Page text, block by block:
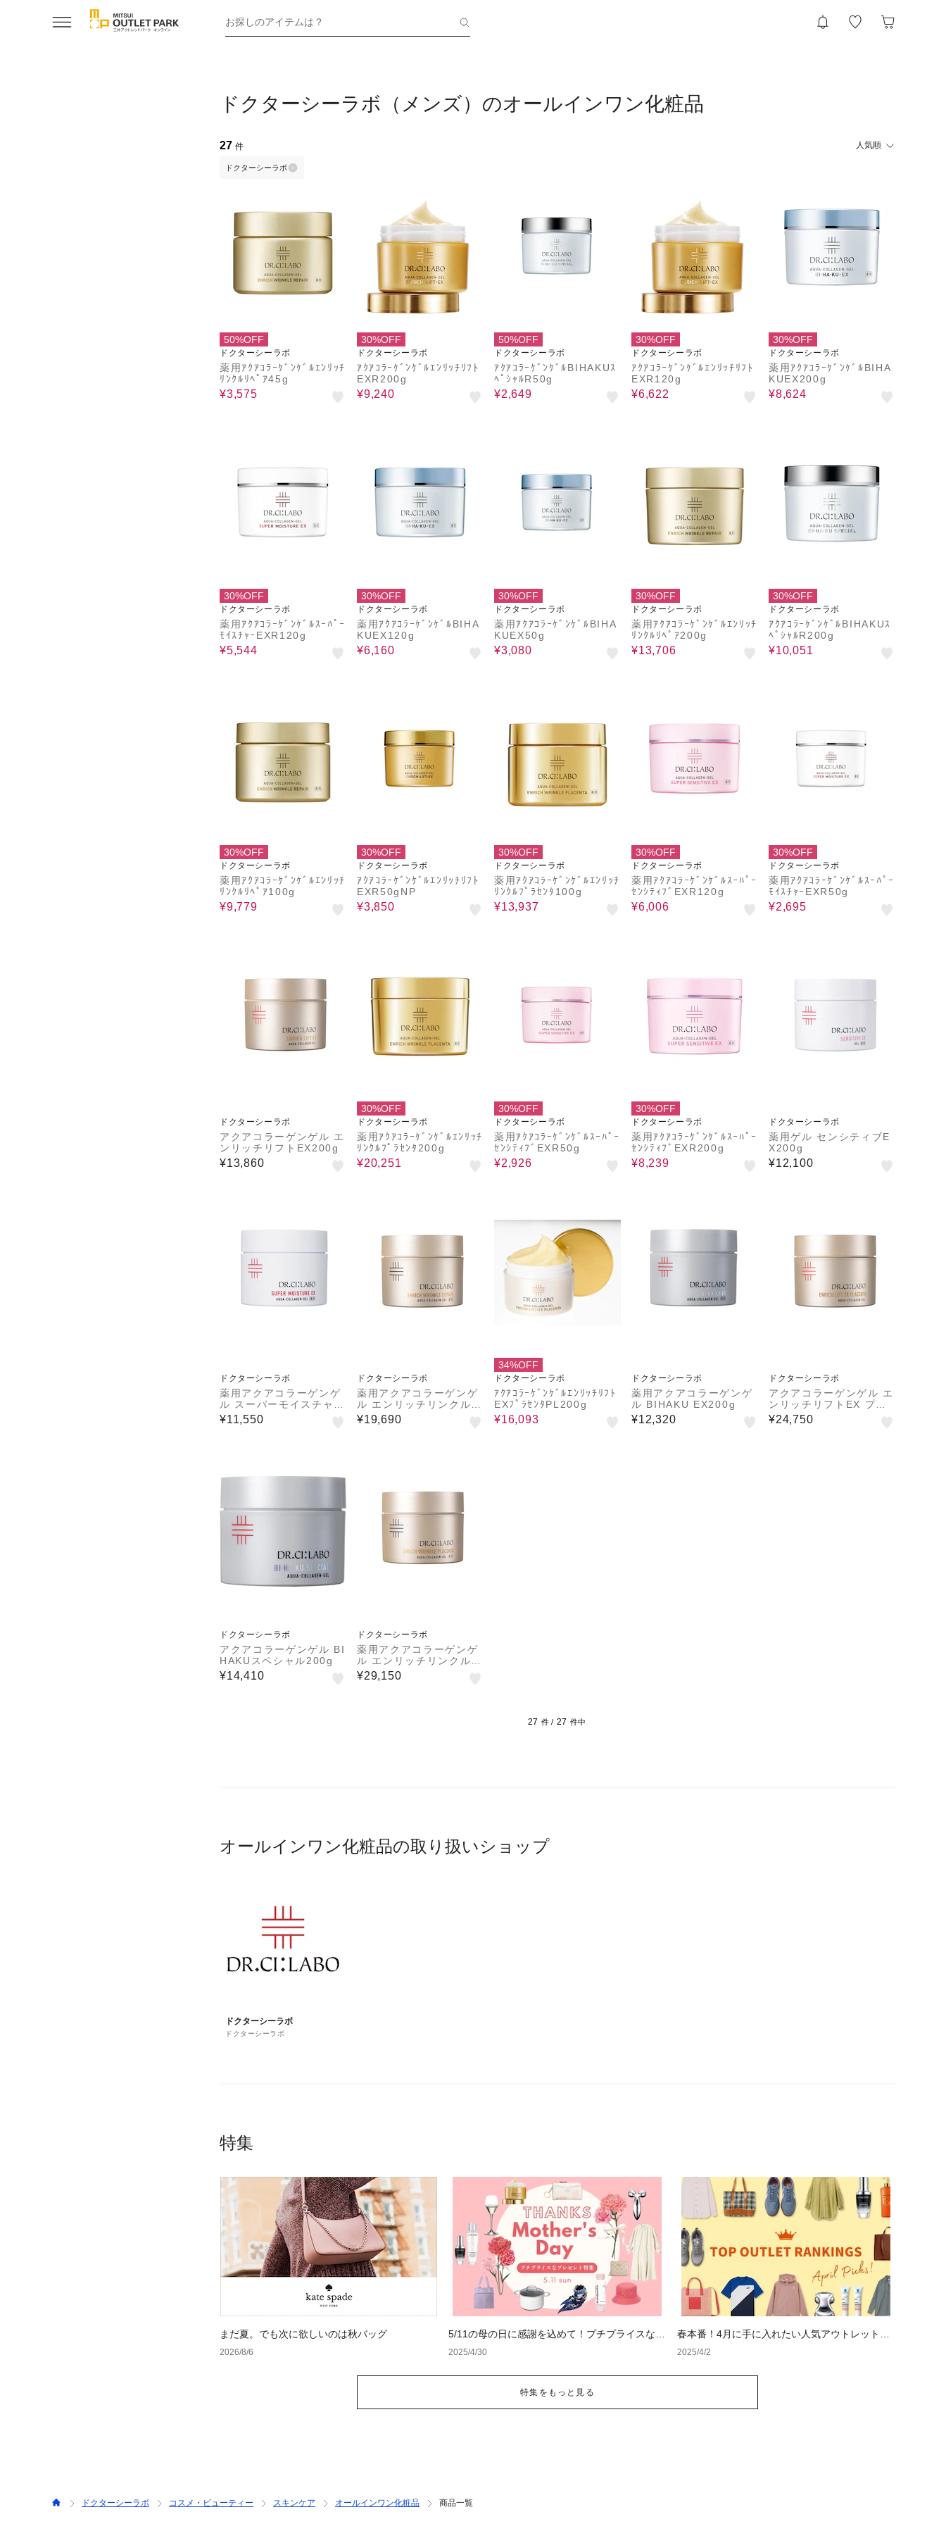
お探しのアイテムは？
ドクターシーラボ（メンズ）のオールインワン化粧品
27 件 人気順
ドクターシーラボ
50%OFF
ドクターシーラボ
薬用ｱｸｱｺﾗｰｹﾞﾝｹﾞﾙｴﾝﾘｯﾁ
ﾘﾝｸﾙﾘﾍﾟｱ45g
¥3,575
30%OFF
ドクターシーラボ
ｱｸｱｺﾗｰｹﾞﾝｹﾞﾙｴﾝﾘｯﾁﾘﾌﾄ
EXR200g
¥9,240
50%OFF
ドクターシーラボ
ｱｸｱｺﾗｰｹﾞﾝｹﾞﾙBIHAKUｽ
ﾍﾟｼｬﾙR50g
¥2,649
30%OFF
ドクターシーラボ
ｱｸｱｺﾗｰｹﾞﾝｹﾞﾙｴﾝﾘｯﾁﾘﾌﾄ
EXR120g
¥6,622
30%OFF
ドクターシーラボ
薬用ｱｸｱｺﾗｰｹﾞﾝｹﾞﾙBIHA
KUEX200g
¥8,624
30%OFF
ドクターシーラボ
薬用ｱｸｱｺﾗｰｹﾞﾝｹﾞﾙｽｰﾊﾟｰ
ﾓｲｽﾁｬｰEXR120g
¥5,544
30%OFF
ドクターシーラボ
薬用ｱｸｱｺﾗｰｹﾞﾝｹﾞﾙBIHA
KUEX120g
¥6,160
30%OFF
ドクターシーラボ
薬用ｱｸｱｺﾗｰｹﾞﾝｹﾞﾙBIHA
KUEX50g
¥3,080
30%OFF
ドクターシーラボ
薬用ｱｸｱｺﾗｰｹﾞﾝｹﾞﾙｴﾝﾘｯﾁ
ﾘﾝｸﾙﾘﾍﾟｱ200g
¥13,706
30%OFF
ドクターシーラボ
ｱｸｱｺﾗｰｹﾞﾝｹﾞﾙBIHAKUｽ
ﾍﾟｼｬﾙR200g
¥10,051
30%OFF
ドクターシーラボ
薬用ｱｸｱｺﾗｰｹﾞﾝｹﾞﾙｴﾝﾘｯﾁ
ﾘﾝｸﾙﾘﾍﾟｱ100g
¥9,779
30%OFF
ドクターシーラボ
ｱｸｱｺﾗｰｹﾞﾝｹﾞﾙｴﾝﾘｯﾁﾘﾌﾄ
EXR50gNP
¥3,850
30%OFF
ドクターシーラボ
薬用ｱｸｱｺﾗｰｹﾞﾝｹﾞﾙｴﾝﾘｯﾁ
ﾘﾝｸﾙﾌﾟﾗｾﾝﾀ100g
¥13,937
30%OFF
ドクターシーラボ
薬用ｱｸｱｺﾗｰｹﾞﾝｹﾞﾙｽｰﾊﾟｰ
ｾﾝｼﾃｨﾌﾞEXR120g
¥6,006
30%OFF
ドクターシーラボ
薬用ｱｸｱｺﾗｰｹﾞﾝｹﾞﾙｽｰﾊﾟｰ
ﾓｲｽﾁｬｰEXR50g
¥2,695
ドクターシーラボ
アクアコラーゲンゲル エ
ンリッチリフトEX200g
¥13,860
30%OFF
ドクターシーラボ
薬用ｱｸｱｺﾗｰｹﾞﾝｹﾞﾙｴﾝﾘｯﾁ
ﾘﾝｸﾙﾌﾟﾗｾﾝﾀ200g
¥20,251
30%OFF
ドクターシーラボ
薬用ｱｸｱｺﾗｰｹﾞﾝｹﾞﾙｽｰﾊﾟｰ
ｾﾝｼﾃｨﾌﾞEXR50g
¥2,926
30%OFF
ドクターシーラボ
薬用ｱｸｱｺﾗｰｹﾞﾝｹﾞﾙｽｰﾊﾟｰ
ｾﾝｼﾃｨﾌﾞEXR200g
¥8,239
ドクターシーラボ
薬用ゲル センシティブE
X200g
¥12,100
ドクターシーラボ
薬用アクアコラーゲンゲ
ル スーパーモイスチャー
EX200g
¥11,550
ドクターシーラボ
薬用アクアコラーゲンゲ
ル エンリッチリンクルリ
ペア200g
¥19,690
34%OFF
ドクターシーラボ
ｱｸｱｺﾗｰｹﾞﾝｹﾞﾙｴﾝﾘｯﾁﾘﾌﾄ
EXﾌﾟﾗｾﾝﾀPL200g
¥16,093
ドクターシーラボ
薬用アクアコラーゲンゲ
ル BIHAKU EX200g
¥12,320
ドクターシーラボ
アクアコラーゲンゲル エ
ンリッチリフトEX プラ
センタ200g
¥24,750
ドクターシーラボ
アクアコラーゲンゲル BI
HAKUスペシャル200g
¥14,410
ドクターシーラボ
薬用アクアコラーゲンゲ
ル エンリッチリンクルプ
ラセンタ200g
¥29,150
27 件 / 27 件中
オールインワン化粧品の取り扱いショップ
ドクターシーラボ
ドクターシーラボ
特集
まだ夏。でも次に欲しいのは秋バッグ
2026/8/6
5/11の母の日に感謝を込めて！プチプライスなプ
レゼント特集
2025/4/30
春本番！4月に手に入れたい人気アウトレットラ
ンキング
2025/4/2
特集をもっと見る
ドクターシーラボ コスメ・ビューティー スキンケア オールインワン化粧品 商品一覧